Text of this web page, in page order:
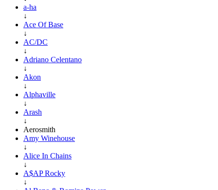
a-ha
↓
Ace Of Base
↓
AC/DC
↓
Adriano Celentano
↓
Akon
↓
Alphaville
↓
Arash
↓
Aerosmith
Amy Winehouse
↓
Alice In Chains
↓
A$AP Rocky
↓